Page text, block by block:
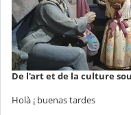
De l'art et de la culture
Holà ¡ buenas tardes